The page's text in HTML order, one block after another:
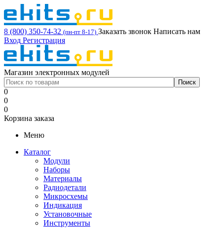
8 (800) 350-74-32 (пн-пт 8-17) Заказать звонок Написать нам
Вход Регистрация
Магазин электронных модулей
0
0
0
Корзина заказа
Меню
Каталог
Модули
Наборы
Материалы
Радиодетали
Микросхемы
Индикация
Установочные
Инструменты